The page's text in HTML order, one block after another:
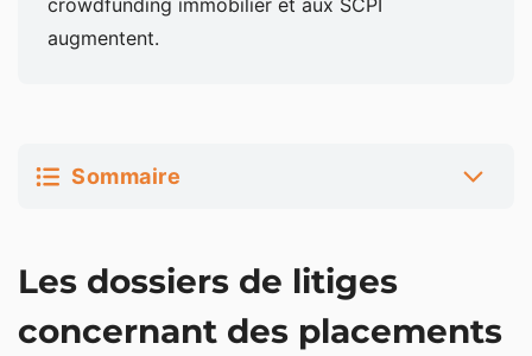
crowdfunding immobilier et aux SCPI
augmentent.
Sommaire
restent plutôt stables
Le PEA reste le placement qui cumule le plus de
Les dossiers de litiges
concernant des placements